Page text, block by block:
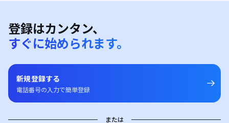
登録はカンタン、
すぐに始められます。
新規登録する
電話番号の入力で簡単登録
または